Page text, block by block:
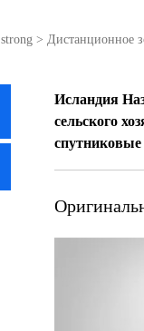
strong > Дистанционное
Исландия
сельского
спутниковые